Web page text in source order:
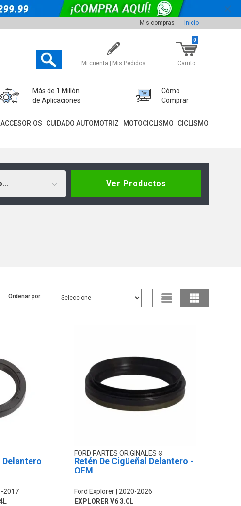
Mis compras Inicio
Mi cuenta | Mis Pedidos Carrito
0
Más de 1 Millón
de Aplicaciones
Cómo
Comprar
ACCESORIOS CUIDADO AUTOMOTRIZ MOTOCICLISMO CICLISMO
Ver Productos
Ordenar por:
Delantero
2017
FORD PARTES ORIGINALES
Retén De Cigüeñal Delantero -
OEM
Ford Explorer
2020-2026
EXPLORER V6 3.0L